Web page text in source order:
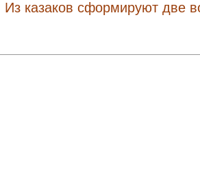
Из казаков сформируют две